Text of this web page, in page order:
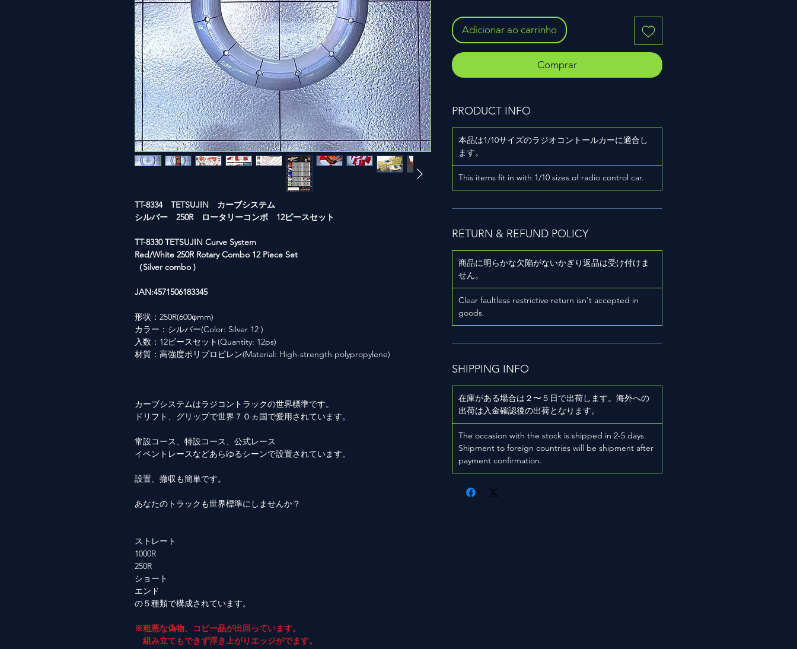
TT-8334 TETSUJIN カーブシステム
シルバー 250R ロータリーコンボ 12ピースセット
TT-8330 TETSUJIN Curve System
Red/White 250R Rotary Combo 12 Piece Set
（Silver combo )
JAN:4571506183345
形状：250R(600φmm)
カラー：シルバー(Color: Silver 12 )
入数：12ピースセット(Quantity: 12ps)
材質：高強度ポリプロピレン(Material: High-strength polypropylene)
カーブシステムはラジコントラックの世界標準です。
ドリフト、グリップで世界７０ヵ国で愛用されています。
常設コース、特設コース、公式レース
イベントレースなどあらゆるシーンで設置されています。
設置、撤収も簡単です。
あなたのトラックも世界標準にしませんか？
ストレート
1000R
250R
ショート
エンド
の５種類で構成されています。
※粗悪な偽物、コピー品が出回っています。
組み立てもできず浮き上がりエッジがでます。
Adicionar ao carrinho
Comprar
PRODUCT INFO
本品は1/10サイズのラジオコントールカーに適合し
ます。
This items fit in with 1/10 sizes of radio control car.
RETURN & REFUND POLICY
商品に明らかな欠陥がないかぎり返品は受け付けま
せん。
Clear faultless restrictive return isn't accepted in
goods.
SHIPPING INFO
在庫がある場合は２〜５日で出荷します。海外への
出荷は入金確認後の出荷となります。
The occasion with the stock is shipped in 2-5 days.
Shipment to foreign countries will be shipment after
payment confirmation.